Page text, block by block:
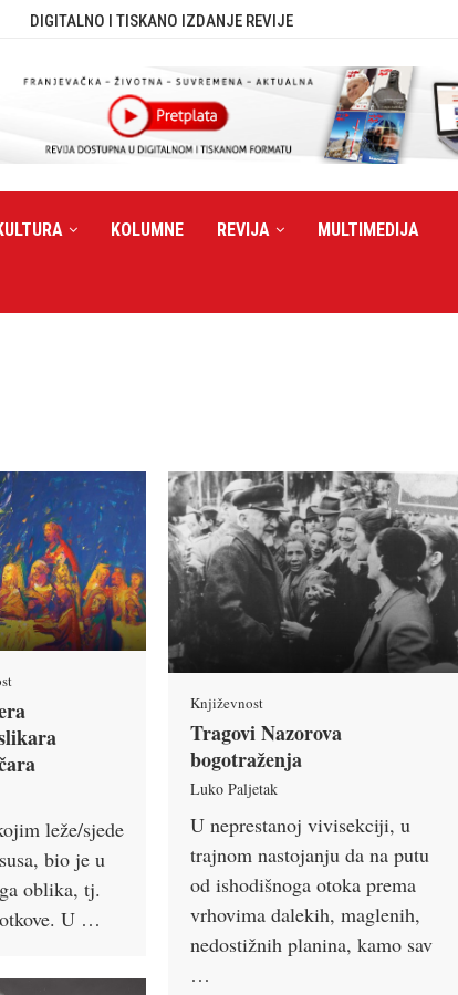
DIGITALNO I TISKANO IZDANJE REVIJE
KOLUMNE REVIJA MULTIMEDIJA
leže/sjede
bio je u
oblika, tj.
U …
Književnost
Tragovi Nazorova
bogotraženja
Luko Paljetak
U neprestanoj vivisekciji, u
trajnom nastojanju da na putu
od ishodišnoga otoka prema
vrhovima dalekih, maglenih,
nedostižnih planina, kamo sav
…